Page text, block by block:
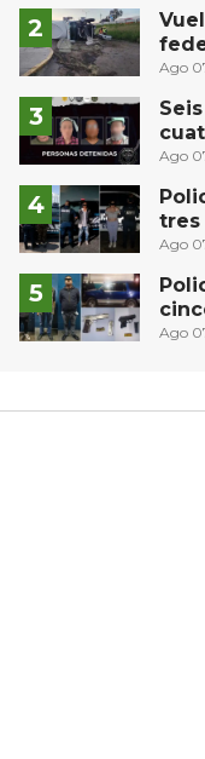
Ago
Ago
tres
Ago
Ago